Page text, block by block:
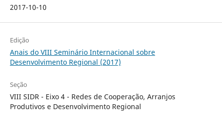
2017-10-10
Edição
Anais do VIII Seminário Internacional sobre
Desenvolvimento Regional (2017)
Seção
VIII SIDR - Eixo 4 - Redes de Cooperação, Arranjos
Produtivos e Desenvolvimento Regional